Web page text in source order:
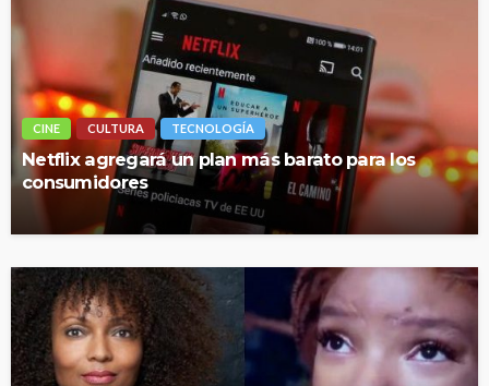
CINE CULTURA TECNOLOGÍA
Netflix agregará un plan más barato para los
consumidores